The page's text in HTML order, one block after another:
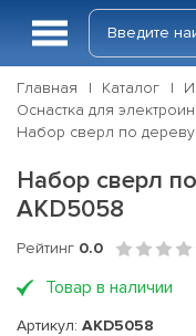
Главная Каталог
Оснастка для
Набор сверл по
Набор сверл
AKD5058
Рейтинг 0.0
Товар в наличии
Артикул: AKD5058